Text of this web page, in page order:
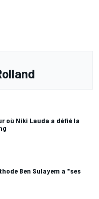
où Niki Lauda a défié la
Ben Sulayem a "ses